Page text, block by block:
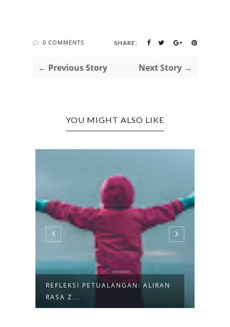
0 COMMENTS SHARE:
← Previous Story Next Story →
YOU MIGHT ALSO LIKE
ALIRAN
TANTANGAN 8 ZONA 6: